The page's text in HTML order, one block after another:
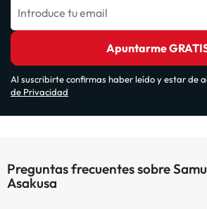
Introduce tu email
Apuntarme
Al suscribirte confirmas haber leído y estar de
de Privacidad
Preguntas frecuentes sobre
Asakusa